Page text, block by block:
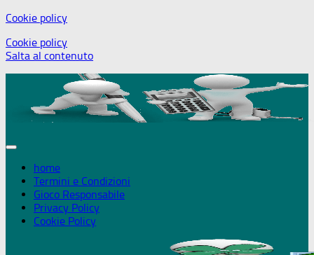
Cookie policy
Cookie policy
Salta al contenuto
home
Termini e Condizioni
Gioco Responsabile
Privacy Policy
Cookie Policy